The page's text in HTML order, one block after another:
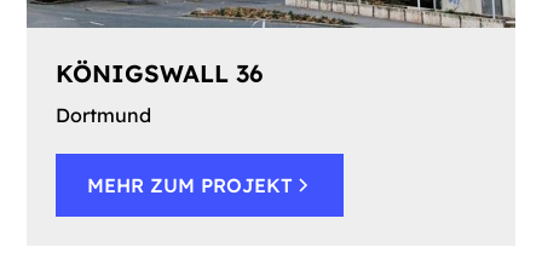
KÖNIGSWALL 36
Dortmund
MEHR ZUM PROJEKT